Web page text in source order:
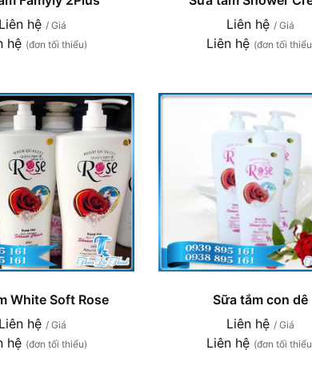
Liên hệ / Giá
hệ (đơn tối thiểu)
Liên hệ / Giá
Liên hệ (đơn tối
White Soft Rose
Liên hệ / Giá
hệ (đơn tối thiểu)
Sữa tắm con dê
Liên hệ / Giá
Liên hệ (đơn tối